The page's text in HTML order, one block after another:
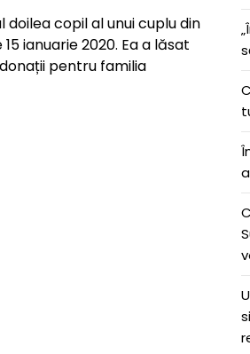
copil al unui cuplu din
ianuarie 2020. Ea a lăsat
pentru familia